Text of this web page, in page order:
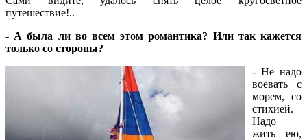
путешествие!..
- А была ли во всем этом романтика? Или так кажется
только со стороны?
- Не надо
воевать с
морем, со
стихией.
Надо
жить ею,